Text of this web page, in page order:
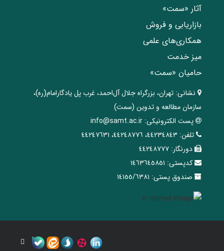
آثار «سمت»
بازاریابی و فروش
همکاری‌های علمی
میز خدمت
حامیان «سمت»
نشانی: تهران، ‌بزرگراه ‌جلال آل‌احمد، غرب پل يادگار‌امام(ره)‌،
سازمان مطالعه و تدوین‌ (سمت)
پست الکترونیکی: info@samt.ac.ir
تلفن: ٤٤٢٣٤٨٤٣، ٤٤٢٤٨٧٧٦، ٤٤٢٤٧٦٣١
دورنگار: ٤٤٢٤٨٧٧٧
کدپستی: ١٤٦٣٦٤٥٨٥١
صندوق پستی: ١٤١٥٥/٦٣٨١